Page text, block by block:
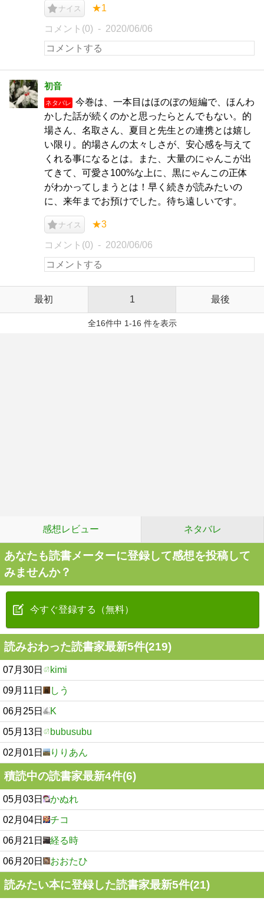
ナイス ★1
コメント(0) 2020/06/06
初音
ネタバレ
今巻は、一本目はほのぼの短編で、ほんわ
かした話が続くのかと思ったらとんでもない。的
場さん、名取さん、夏目と先生との連携とは嬉し
い限り。的場さんの太々しさが、安心感を与えて
くれる事になるとは。また、大量のにゃんこが出
てきて、可愛さ100%な上に、黒にゃんこの正体
がわかってしまうとは！早く続きが読みたいの
に、来年までお預けでした。待ち遠しいです。
ナイス ★3
コメント(0) 2020/06/06
最初 1 最後
全16件中 1-16 件を表示
感想レビュー ネタバレ
あなたも読書メーターに登録して感想を投稿して
みませんか？
今すぐ登録する（無料）
読みおわった読書家最新5件(219)
07月30日 kimi
09月11日 しう
06月25日 K
05月13日 bubusubu
02月01日 りりあん
積読中の読書家最新4件(6)
05月03日 かぬれ
02月04日 チコ
06月21日 経る時
06月20日 おおたひ
読みたい本に登録した読書家最新5件(21)